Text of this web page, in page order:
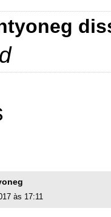
às 17:11